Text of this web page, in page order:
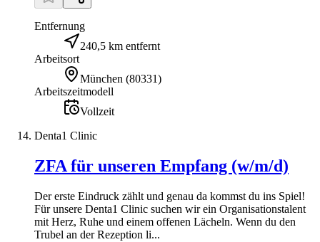
Entfernung
240,5 km entfernt
Arbeitsort
München (80331)
Arbeitszeitmodell
Vollzeit
Denta1 Clinic
ZFA für unseren Empfang (w/m/d)
Der erste Eindruck zählt und genau da kommst du ins Spiel!
Für unsere Denta1 Clinic suchen wir ein Organisationstalent
mit Herz, Ruhe und einem offenen Lächeln. Wenn du den
Trubel an der Rezeption li...